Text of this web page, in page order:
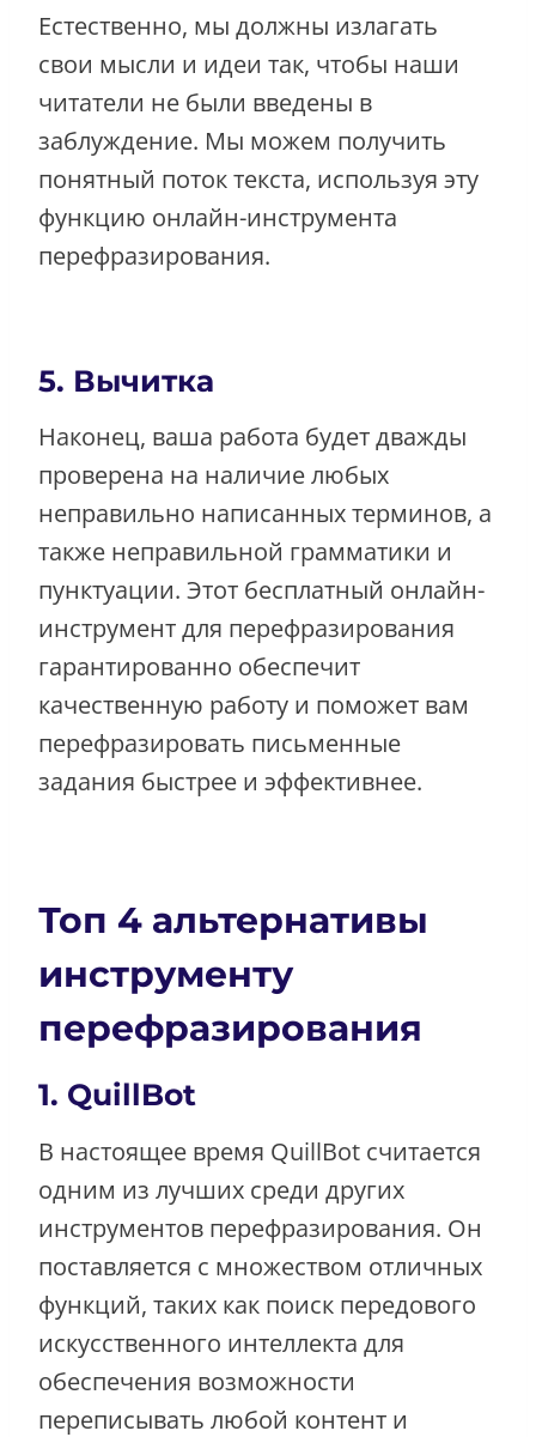
Естественно, мы должны излагать
свои мысли и идеи так, чтобы наши
читатели не были введены в
заблуждение. Мы можем получить
понятный поток текста, используя эту
функцию онлайн-инструмента
перефразирования.
5. Вычитка
Наконец, ваша работа будет дважды
проверена на наличие любых
неправильно написанных терминов, а
также неправильной грамматики и
пунктуации. Этот бесплатный онлайн-
инструмент для перефразирования
гарантированно обеспечит
качественную работу и поможет вам
перефразировать письменные
задания быстрее и эффективнее.
Топ 4 альтернативы
инструменту
перефразирования
1. QuillBot
В настоящее время QuillBot считается
одним из лучших среди других
инструментов перефразирования. Он
поставляется с множеством отличных
функций, таких как поиск передового
искусственного интеллекта для
обеспечения возможности
переписывать любой контент и